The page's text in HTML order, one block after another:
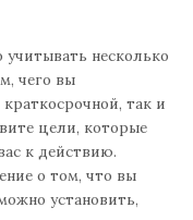
несколько
чего вы
так и
цели, которые
к действию.
о том, что вы
установить,